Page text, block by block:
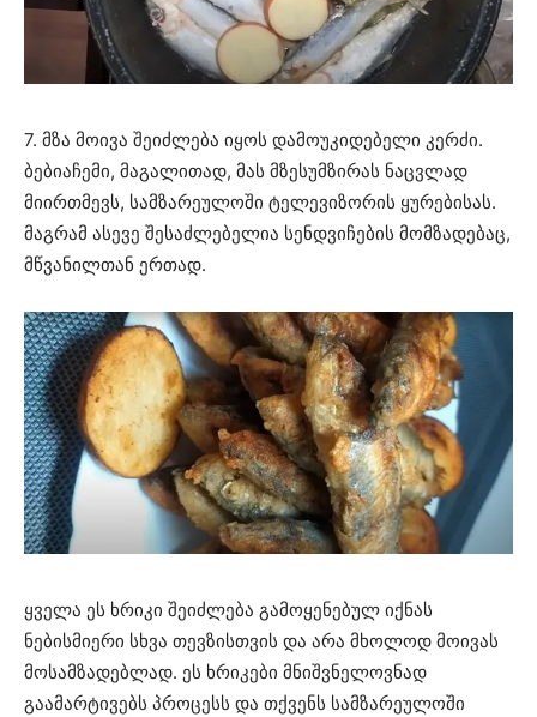
7. მზა მოივა შეიძლება იყოს დამოუკიდებელი კერძი.
ბებიაჩემი, მაგალითად, მას მზესუმზირას ნაცვლად
მიირთმევს, სამზარეულოში ტელევიზორის ყურებისას.
მაგრამ ასევე შესაძლებელია სენდვიჩების მომზადებაც,
მწვანილთან ერთად.
ყველა ეს ხრიკი შეიძლება გამოყენებულ იქნას
ნებისმიერი სხვა თევზისთვის და არა მხოლოდ მოივას
მოსამზადებლად. ეს ხრიკები მნიშვნელოვნად
გაამარტივებს პროცესს და თქვენს სამზარეულოში